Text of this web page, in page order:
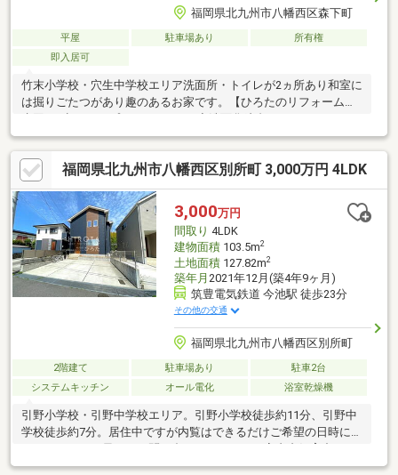
福岡県北九州市八幡西区森下町
平屋 駐車場あり
所有権
即入居可
竹末小学校・穴生中学校エリア洗面所・トイレが2ヵ所あり和室に
は掘りごたつがあり趣のあるお家です。【ひろたのリフォーム】
キッチン◆税込み価格・施工費込み※現地確認後、金額に変更が
ある場合がございます。
□□━━━━━━━━━━━━━━━━━━━━━現在空室です。
日曜日・祝日の内覧も可能です。営業時間 10時～16時（休：水曜
日、第2、3火曜日） この時間帯はお電話でのお問い合わせがスム
ーズにご案内できます。右下の電話ボタンをタッチ！もしくはお
気軽にお電話ください ＞＞＞0120-210-393
福岡県北九州市八幡西区別所町 3,000万円 4LDK
3,000万円
間取り 4LDK
建物面積103.5m2
土地面積127.82m2
築年月 2021年12月(築4年9ヶ月)
筑豊電気鉄道 今池駅 徒歩23分
その他の交通
福岡県北九州市八幡西区別所町
2階建て 駐車場あり
駐車2台
システムキッチン
オール電化 浴室乾燥機
引野小学校・引野中学校エリア。引野小学校徒歩約11分、引野中
学校徒歩約7分。居住中ですが内覧はできるだけご希望の日時に合
□□━━━━━━━━━━━━━━━━━━━━━所有者様が住ん